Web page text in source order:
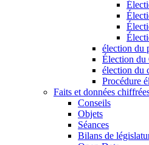
élection du
Élection du
élection du
Procédure
Faits et données
Conseils
Objets
Séances
Bilans de